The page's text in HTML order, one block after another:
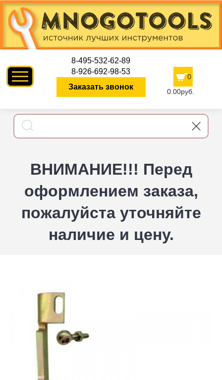
8-495-532-62-89
8-926-692-98-53
Заказать звонок
0
0.00руб.
ВНИМАНИЕ!!! Перед
оформлением заказа,
пожалуйста уточняйте
наличие и цену.